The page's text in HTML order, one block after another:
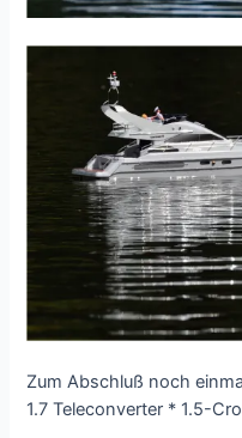
Zum Abschluß noch
1.7 Teleconverter * 1.5-